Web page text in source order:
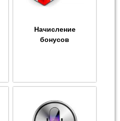
Начисление
бонусов